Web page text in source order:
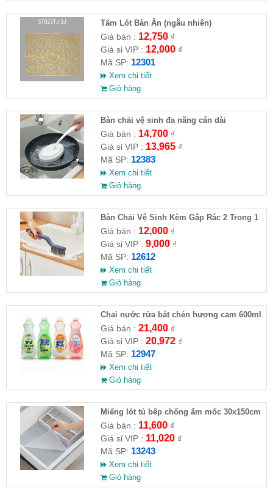
Tấm Lót Bàn Ăn (ngẫu nhiên)
Giá bán : 12,750₫
Giá sỉ VIP : 12,000₫
Mã SP: 12301
Xem chi tiết
Giỏ hàng
Bàn chải vệ sinh đa năng cán dài
Giá bán : 14,700₫
Giá sỉ VIP : 13,965₫
Mã SP: 12383
Xem chi tiết
Giỏ hàng
Bàn Chải Vệ Sinh Kèm Gắp Rác 2 Trong 1
Đa Năng
Giá bán : 12,000₫
Giá sỉ VIP : 9,000₫
Mã SP: 12612
Xem chi tiết
Giỏ hàng
Chai nước rửa bát chén hương cam 600ml
Rocket hàng Nhật
Giá bán : 21,400₫
Giá sỉ VIP : 20,972₫
Mã SP: 12947
Xem chi tiết
Giỏ hàng
Miếng lót tủ bếp chống ẩm mốc 30x150cm
Giá bán : 11,600₫
Giá sỉ VIP : 11,020₫
Mã SP: 13243
Xem chi tiết
Giỏ hàng